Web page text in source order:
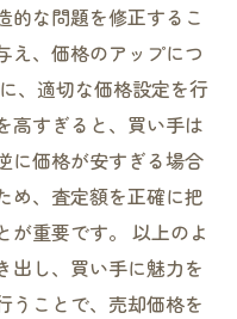
的な問題を修正するこ
え、価格のアップにつ
、適切な価格設定を行
高すぎると、買い手は
に価格が安すぎる場合
め、査定額を正確に把
が重要です。 以上のよ
出し、買い手に魅力を
うことで、売却価格を